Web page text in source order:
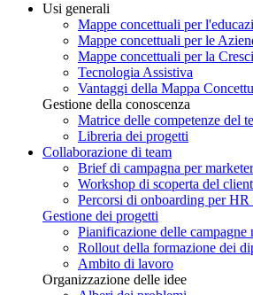
Usi generali
Mappe concettuali per
Mappe concettuali per le
Mappe concettuali per la
Tecnologia Assistiva
Vantaggi della Mappa
Gestione della conoscenza
Matrice delle competenze del
Libreria dei progetti
Collaborazione di team
Brief di campagna per marketer
Workshop di scoperta del
Percorsi di onboarding per
Gestione dei progetti
Pianificazione delle campagne
Rollout della formazione dei
Ambito di lavoro
Organizzazione delle idee